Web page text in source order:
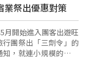
業祭出優惠對策
月開始進入團客出遊旺
團祭出「三劑令」的
，就連小規模的部落